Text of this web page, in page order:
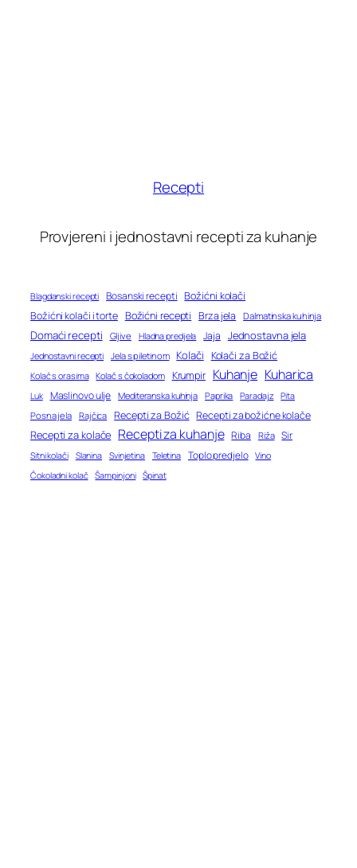
Recepti
Provjereni i jednostavni recepti za kuhanje
Blagdanski recepti Bosanski recepti Božićni kolači
Božićni kolači i torte Božićni recepti Brza jela Dalmatinska kuhinja
Domaći recepti Gljive Hladna predjela Jaja Jednostavna jela
Jednostavni recepti Jela s piletinom Kolači Kolači za Božić
Kolač s orasima Kolač s čokoladom Krumpir Kuhanje Kuharica
Luk Maslinovo ulje Mediteranska kuhinja Paprika Paradajz Pita
Posna jela Rajčica Recepti za Božić Recepti za božićne kolače
Recepti za kolače Recepti za kuhanje Riba Riža Sir
Sitni kolači Slanina Svinjetina Teletina Toplo predjelo Vino
Čokoladni kolač Šampinjoni Špinat